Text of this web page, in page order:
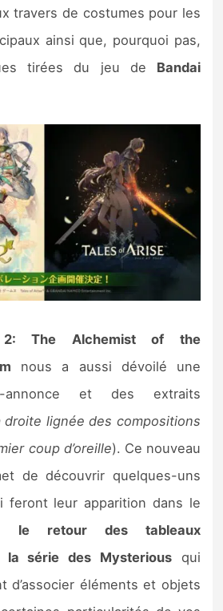
jeux Switch 2
travers de costumes pour les
ainsi que, pourquoi pas,
tirées du jeu de Bandai
2: The Alchemist of the
nous a aussi dévoilé une
annonce et des extraits
droite lignée des compositions
coup d’oreille). Ce nouveau
de découvrir quelques-uns
feront leur apparition dans le
le retour des tableaux
la série des
Mysterious qui
d’associer éléments et objets